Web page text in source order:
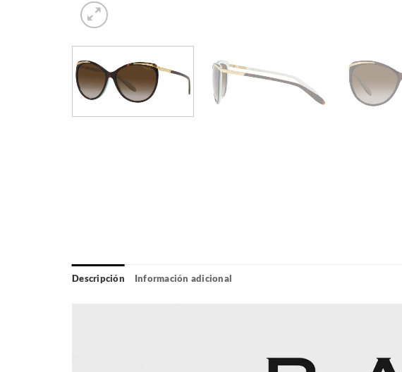
Descripción Información adicional